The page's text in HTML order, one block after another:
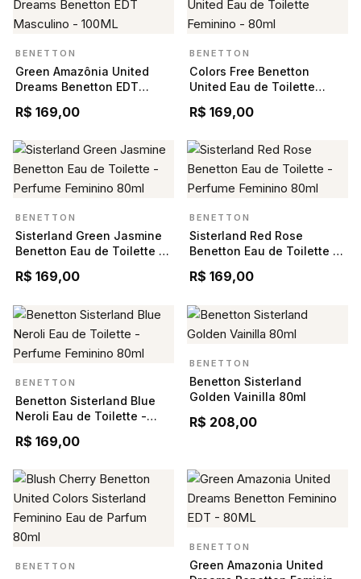
BENETTON
Green Amazônia United
Dreams Benetton EDT
R$ 169,00
BENETTON
Colors Free Benetton
United Eau de Toilette
R$ 169,00
BENETTON
Sisterland Green Jasmine
Benetton Eau de Toilette -
R$ 169,00
BENETTON
Sisterland Red Rose
Benetton Eau de Toilette -
R$ 169,00
BENETTON
Benetton Sisterland Blue
Neroli Eau de Toilette -
R$ 169,00
BENETTON
Benetton Sisterland
Golden Vainilla 80ml
R$ 208,00
BENETTON
BENETTON
Green Amazonia United